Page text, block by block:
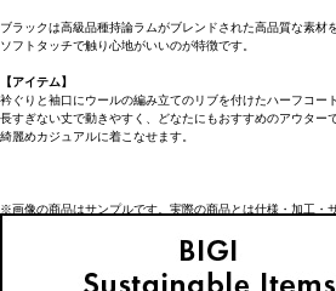
ブラックは高級品種持論ラムがブレンドされた高品質な素材を
ソフトタッチで触り心地がいいのが特徴です。
【アイテム】
衿ぐりと袖口にウールの編み立てのリブを付けたハーフコート
長すぎない丈で動きやすく、どなたにもおすすめのアウターで
綺麗めカジュアルに着こなせます。
※画像の商品はサンプルです。実際の商品とは仕様・加工・
※画像の商品は光の照射や角度により、実物と色味が異なる